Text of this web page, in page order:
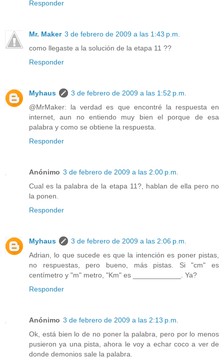
Responder
Mr. Maker 3 de febrero de 2009 a las 1:43 p.m.
como llegaste a la solución de la etapa 11 ??
Responder
Myhaus
3 de febrero de 2009 a las 1:52 p.m.
@MrMaker: la verdad es que encontré la respuesta en
internet, aun no entiendo muy bien el porque de esa
palabra y como se obtiene la respuesta.
Responder
Anónimo 3 de febrero de 2009 a las 2:00 p.m.
Cual es la palabra de la etapa 11?, hablan de ella pero no
la ponen.
Responder
Myhaus
3 de febrero de 2009 a las 2:06 p.m.
Adrian, lo que sucede es que la intención es poner pistas,
no respuestas, pero bueno, más pistas. Si "cm" es
centímetro y "m" metro, "Km" es ____________. Ya?
Responder
Anónimo 3 de febrero de 2009 a las 2:13 p.m.
Ok, está bien lo de no poner la palabra, pero por lo menos
pusieron ya una pista, ahora le voy a echar coco a ver de
donde demonios sale la palabra.